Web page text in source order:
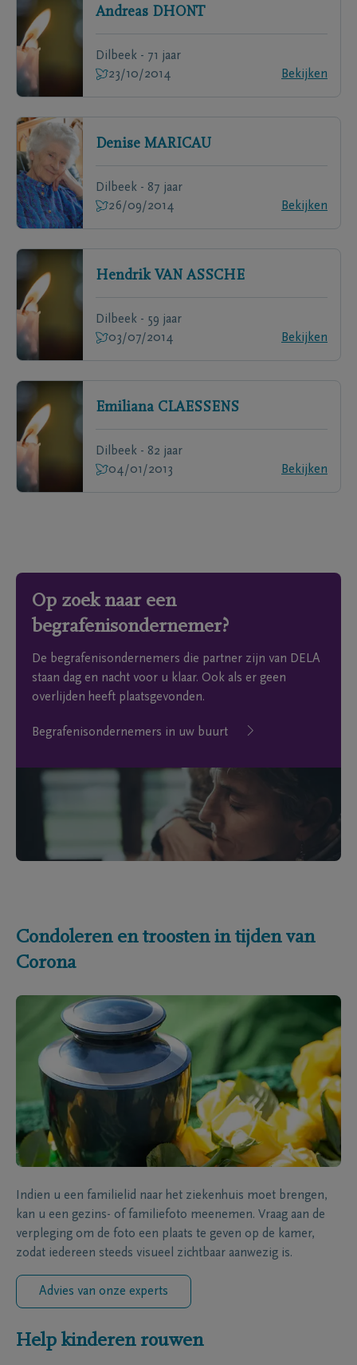
Andreas DHONT
Dilbeek - 71 jaar
23/10/2014
Bekijken
Denise MARICAU
Dilbeek - 87 jaar
26/09/2014
Bekijken
Hendrik VAN ASSCHE
Dilbeek - 59 jaar
03/07/2014
Bekijken
Emiliana CLAESSENS
Dilbeek - 82 jaar
04/01/2013
Bekijken
Op zoek naar een
begrafenisondernemer?
De begrafenisondernemers die partner zijn van DELA
staan dag en nacht voor u klaar. Ook als er geen
overlijden heeft plaatsgevonden.
Begrafenisondernemers in uw buurt
Condoleren en troosten in tijden van
Corona
Indien u een familielid naar het ziekenhuis moet brengen,
kan u een gezins- of familiefoto meenemen. Vraag aan de
verpleging om de foto een plaats te geven op de kamer,
zodat iedereen steeds visueel zichtbaar aanwezig is.
Advies van onze experts
Help kinderen rouwen